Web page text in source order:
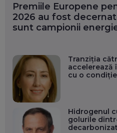
Premiile Europene
2026 au fost
sunt campionii
Tranziția
accelerează
cu o
Hidrogenul
golurile
decarbonizat